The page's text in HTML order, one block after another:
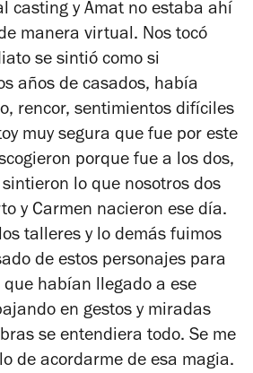
casting y Amat no estaba ahí
manera virtual. Nos tocó
se sintió como si
años de casados, había
rencor, sentimientos difíciles
muy segura que fue por este
porque fue a los dos,
lo que nosotros dos
y Carmen nacieron ese día.
talleres y lo demás fuimos
de estos personajes para
que habían llegado a ese
en gestos y miradas
se entendiera todo. Se me
de acordarme de esa magia.